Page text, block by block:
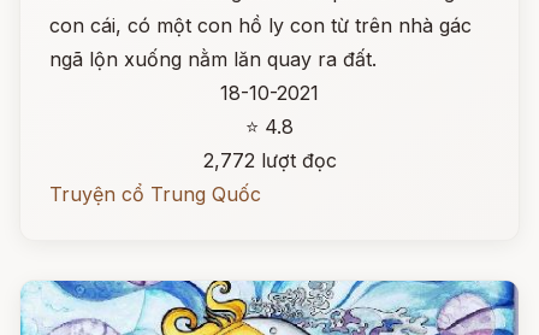
con cái, có một con hồ ly con từ trên nhà gác
ngã lộn xuống nằm lăn quay ra đất.
18-10-2021
⭐ 4.8
2,772 lượt đọc
Truyện cổ Trung Quốc